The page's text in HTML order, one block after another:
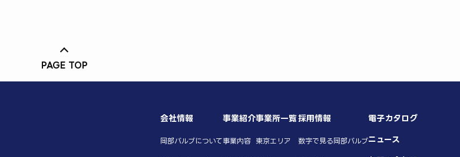
PAGE TOP
会社情報
岡部バルブについて
事業紹介
事業内容
事業所一覧
東京エリア
採用情報
数字で見る岡部バルブ
電子カタログ
ニュース